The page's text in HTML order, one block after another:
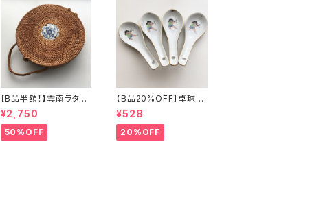
【B品半額！】雲南ラタン
カゴバッグ
¥2,750
50%OFF
【B品20%OFF】卓球少
年レンゲ
¥528
20%OFF